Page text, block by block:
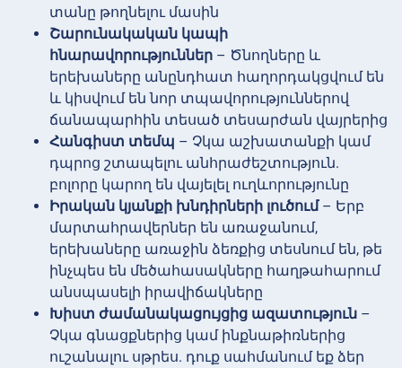
տանը թողնելու մասին
Շարունակական կապի
հնարավորություններ – Ծնողները և
երեխաները անընդհատ հաղորդակցվում են
և կիսվում են նոր տպավորություններով
ճանապարհին տեսած տեսարժան վայրերից
Հանգիստ տեմպ – Չկա աշխատանքի կամ
դպրոց շտապելու անհրաժեշտություն.
բոլորը կարող են վայելել ուղևորությունը
Իրական կյանքի խնդիրների լուծում– Երբ
մարտահրավերներ են առաջանում,
երեխաները առաջին ձեռքից տեսնում են, թե
ինչպես են մեծահասակները հաղթահարում
անսպասելի իրավիճակները
Խիստ ժամանակացույցից ազատություն –
Չկա գնացքներից կամ ինքնաթիռներից
ուշանալու սթրես. դուք սահմանում եք ձեր